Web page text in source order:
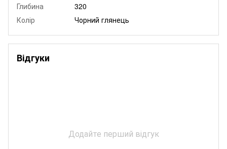
Глибина
320
Колір
Чорний глянець
Відгуки
Додайте перший відгук